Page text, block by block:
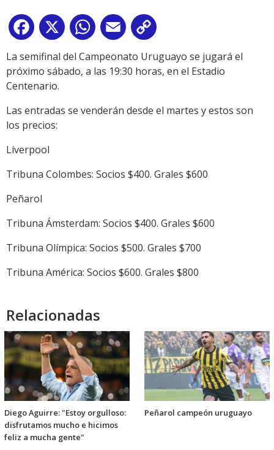
Facebook
X WhatsApp
Email
Link
La semifinal del Campeonato Uruguayo se jugará el
próximo sábado, a las 19:30 horas, en el Estadio
Centenario.
Las entradas se venderán desde el martes y estos son
los precios:
Liverpool
Tribuna Colombes: Socios $400. Grales $600
Peñarol
Tribuna Ámsterdam: Socios $400. Grales $600
Tribuna Olímpica: Socios $500. Grales $700
Tribuna América: Socios $600. Grales $800
Relacionadas
Diego Aguirre: "Estoy orgulloso:
disfrutamos mucho e hicimos
feliz a mucha gente"
Peñarol campeón uruguayo